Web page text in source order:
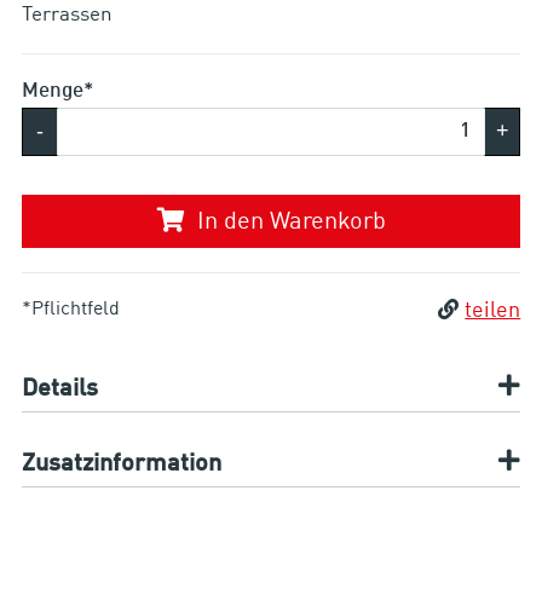
Menge*
- +
In den Warenkorb
*Pflichtfeld teilen
Details
Zusatzinformation